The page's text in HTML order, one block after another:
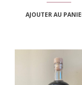
AJOUTER AU